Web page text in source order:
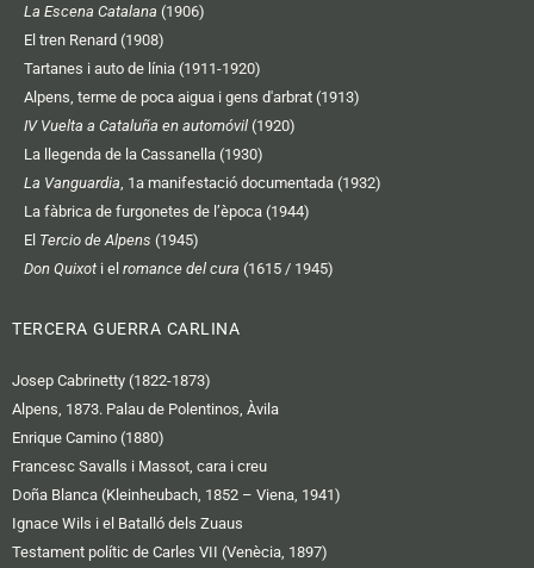
La Escena Catalana (1906)
El tren Renard (1908)
Tartanes i auto de línia (1911-1920)
Alpens, terme de poca aigua i gens d'arbrat (1913)
IV Vuelta a Cataluña en automóvil (1920)
La llegenda de la Cassanella (1930)
La Vanguardia , 1a manifestació documentada (1932)
La fàbrica de furgonetes de l’època (1944)
El Tercio de Alpens (1945)
Don Quixot i el romance del cura (1615 / 1945)
TERCERA GUERRA CARLINA
Josep Cabrinetty (1822-1873)
Alpens, 1873. Palau de Polentinos, Àvila
Enrique Camino (1880)
Francesc Savalls i Massot, cara i creu
Doña Blanca (Kleinheubach, 1852 – Viena, 1941)
Ignace Wils i el Batalló dels Zuaus
Testament polític de Carles VII (Venècia, 1897)